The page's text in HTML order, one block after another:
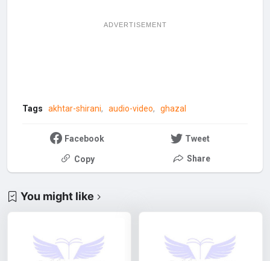
ADVERTISEMENT
Tags akhtar-shirani audio-video ghazal
Facebook Tweet
Copy Share
You might like